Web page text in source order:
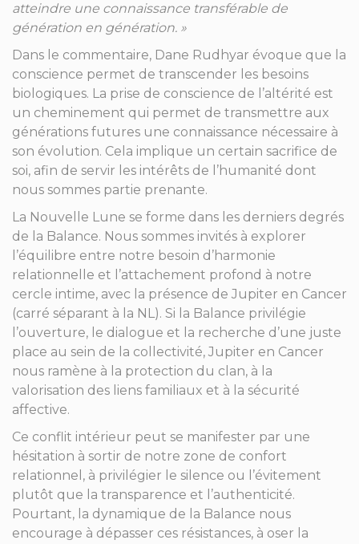
atteindre une connaissance transférable de
génération en génération. »
Dans le commentaire, Dane Rudhyar évoque que la
conscience permet de transcender les besoins
biologiques. La prise de conscience de l’altérité est
un cheminement qui permet de transmettre aux
générations futures une connaissance nécessaire à
son évolution. Cela implique un certain sacrifice de
soi, afin de servir les intérêts de l’humanité dont
nous sommes partie prenante.
La Nouvelle Lune se forme dans les derniers degrés
de la Balance. Nous sommes invités à explorer
l’équilibre entre notre besoin d’harmonie
relationnelle et l’attachement profond à notre
cercle intime, avec la présence de Jupiter en Cancer
(carré séparant à la NL). Si la Balance privilégie
l’ouverture, le dialogue et la recherche d’une juste
place au sein de la collectivité, Jupiter en Cancer
nous ramène à la protection du clan, à la
valorisation des liens familiaux et à la sécurité
affective.
Ce conflit intérieur peut se manifester par une
hésitation à sortir de notre zone de confort
relationnel, à privilégier le silence ou l’évitement
plutôt que la transparence et l’authenticité.
Pourtant, la dynamique de la Balance nous
encourage à dépasser ces résistances, à oser la